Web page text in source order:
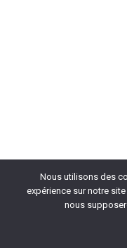
Nous utilisons des
expérience sur notre
nous